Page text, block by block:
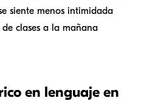
siente menos intimidada
clases a la mañana
en lenguaje en